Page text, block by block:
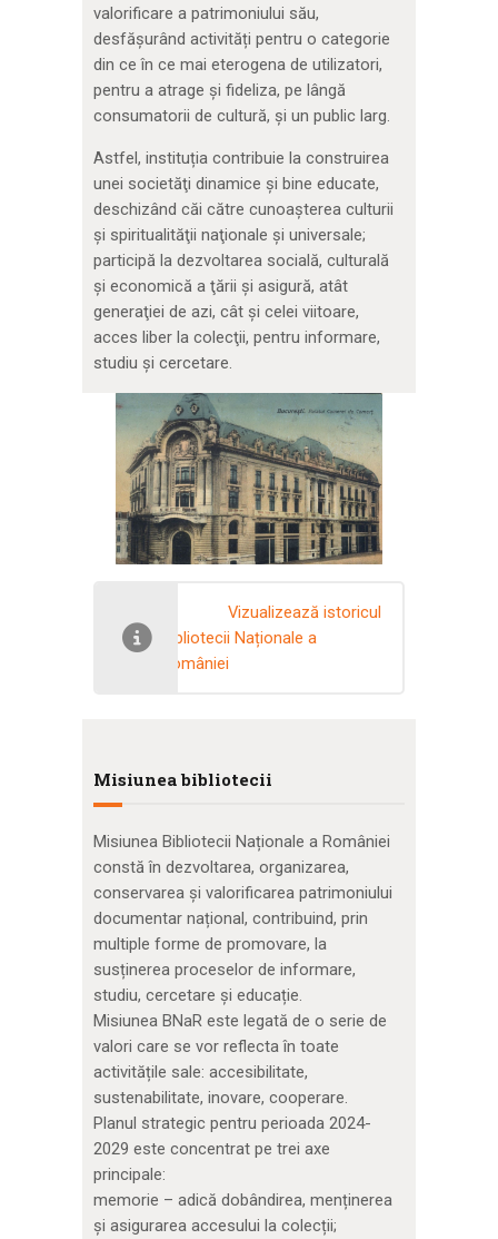
valorificare a patrimoniului său,
desfășurând activități pentru o categorie
din ce în ce mai eterogena de utilizatori,
pentru a atrage și fideliza, pe lângă
consumatorii de cultură, și un public larg.
Astfel, instituția contribuie la construirea
unei societăţi dinamice şi bine educate,
deschizând căi către cunoaşterea culturii
şi spiritualităţii naţionale şi universale;
participă la dezvoltarea socială, culturală
şi economică a ţării şi asigură, atât
generaţiei de azi, cât şi celei viitoare,
acces liber la colecţii, pentru informare,
studiu şi cercetare.
Vizualizează istoricul
Bibliotecii Naționale a
României
Misiunea bibliotecii
Misiunea Bibliotecii Naționale a României
constă în dezvoltarea, organizarea,
conservarea și valorificarea patrimoniului
documentar național, contribuind, prin
multiple forme de promovare, la
susținerea proceselor de informare,
studiu, cercetare și educație.
Misiunea BNaR este legată de o serie de
valori care se vor reflecta în toate
activitățile sale: accesibilitate,
sustenabilitate, inovare, cooperare.
Planul strategic pentru perioada 2024-
2029 este concentrat pe trei axe
principale:
memorie – adică dobândirea, menținerea
și asigurarea accesului la colecții;